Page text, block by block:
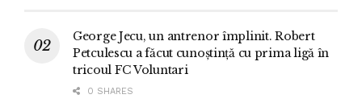
George Jecu, un antrenor împlinit. Robert
Petculescu a făcut cunoștință cu prima ligă în
tricoul FC Voluntari
0 SHARES